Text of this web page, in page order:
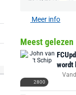
Meer info
Meest gelezen
2800
wordt